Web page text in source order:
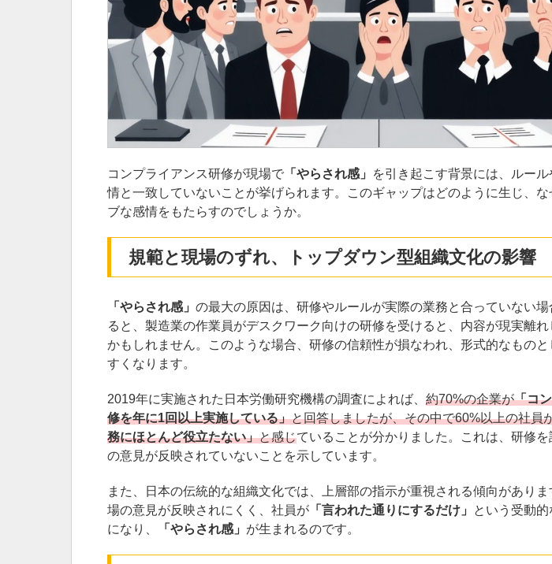
コンプライアンス研修が現場で「やらされ感」
を引き起こす背景には、ルー
情と一致していないことが挙げられます。このギャップはどのように生じ、な
ブな感情をもたらすのでしょうか。
規範と現場のずれ、トップダウン型組織文化の影響
「やらされ感」 の最大の原因は、研修やルールが実際の業務と合っていない
ると、製造業の作業員がデスクワーク向けの研修を受けると、内容が現実離
かもしれません。このような場合、研修の信頼性が損なわれ、形式的なもの
すくなります。
2019年に実施された日本労働研究機構の調査によれば、 約70%の企業が「コ
修を年に1回以上実施している」と回答しましたが、その中で60%以上の社員
務にほとんど役立たない」と感じていることが分かりました。これは、研修
の意見が反映されていないことを示しています。
また、日本の伝統的な組織文化では、上層部の指示が重視される傾向があり
場の意見が反映されにくく、社員が「言われた通りにするだけ」
という受動
になり、
「やらされ感」 が生まれるのです。